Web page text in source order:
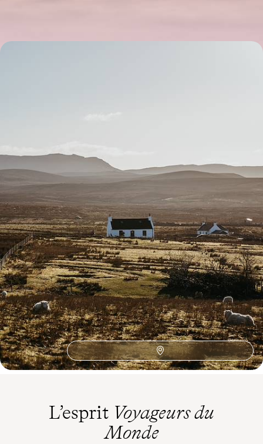
Toutes nos suggestions de voyages en Grande Bretagne (28)
Où voyager en Grande Bretagne ?
Autotour UNESCO Chateau Ornithologie
Edimbourg
Gastronomie
Highlands Observation Animaux
Road Trip
Whisky
Bed and Breakfast Thé
Autotour Grande Bretagne
Loch Ness
Autotour Angleterre Fort William
Golf
Road Trip Ecosse
Chateaux d'Ecosse Architecture contemporain
L’esprit Voyageurs du
Monde